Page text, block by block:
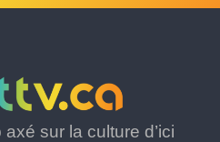
sur la culture d’ici